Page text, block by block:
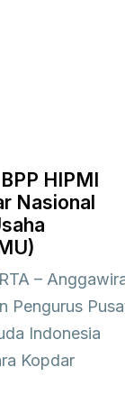
HIPMI
Nasional
–
Pengurus
Indonesia
Kopdar